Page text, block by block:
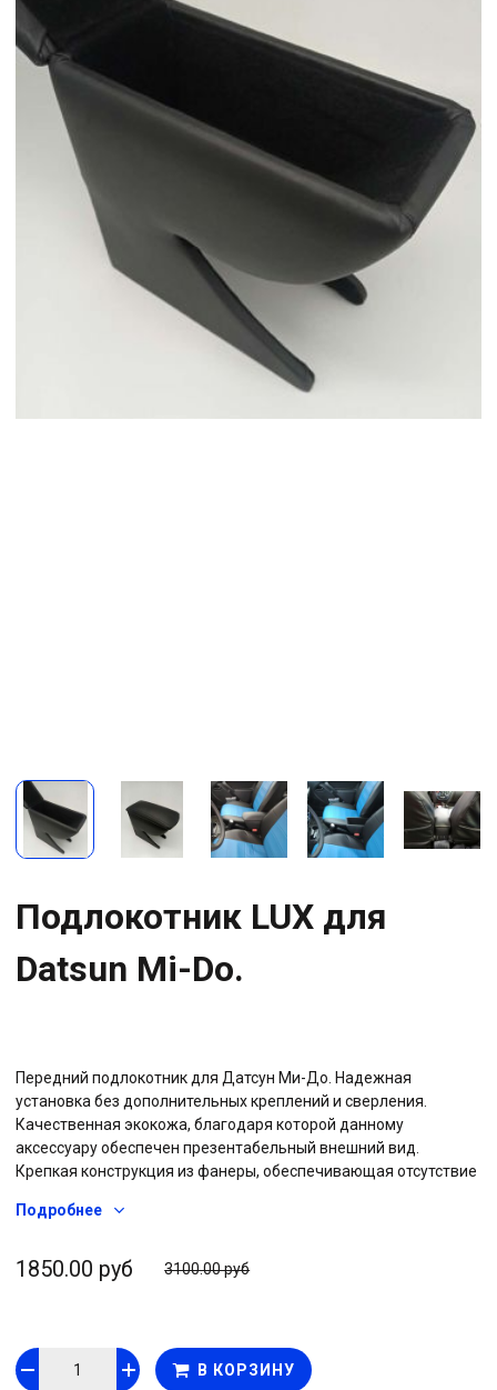
Подлокотник LUX для
Datsun Mi-Do.
Передний подлокотник для Датсун Ми-До. Надежная
установка без дополнительных креплений и сверления.
Качественная экокожа, благодаря которой данному
аксессуару обеспечен презентабельный внешний вид.
Крепкая конструкция из фанеры, обеспечивающая отсутствие
бардачка с отделкой звукоизолирующими материалами.
Подробнее
1850.00 руб 3100.00 руб
В КОРЗИНУ